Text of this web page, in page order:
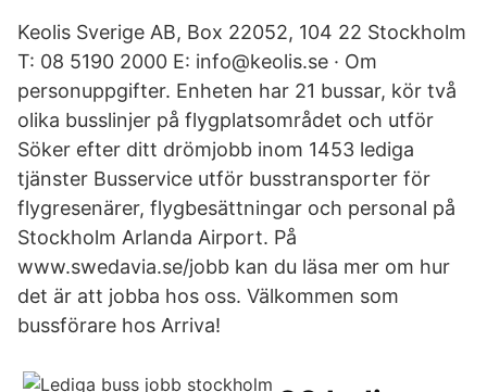
Keolis Sverige AB, Box 22052​, 104 22 Stockholm
T: 08 5190 2000 E: info@keolis.se · Om
personuppgifter. Enheten har 21 bussar, kör två
olika busslinjer på flygplatsområdet och utför
Söker efter ditt drömjobb inom 1453 lediga
tjänster Busservice utför busstransporter för
flygresenärer, flygbesättningar och personal på
Stockholm Arlanda Airport. På
www.swedavia.se/jobb kan du läsa mer om hur
det är att jobba hos oss. Välkommen som
bussförare hos Arriva!